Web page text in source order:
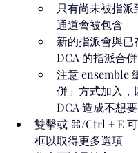
只有尚未被指派
通道會被包含
新的指派會與已
DCA 的指派合併
注意 ensemble
併」方式加入，
DCA 造成不想
雙擊或 ⌘/Ctrl + E
框以取得更多選項